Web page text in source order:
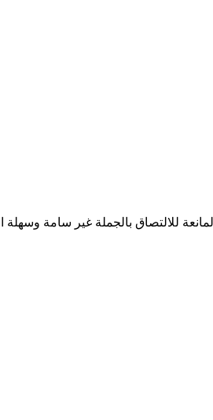
للالتصاق بالجملة غير سامة وسهلة